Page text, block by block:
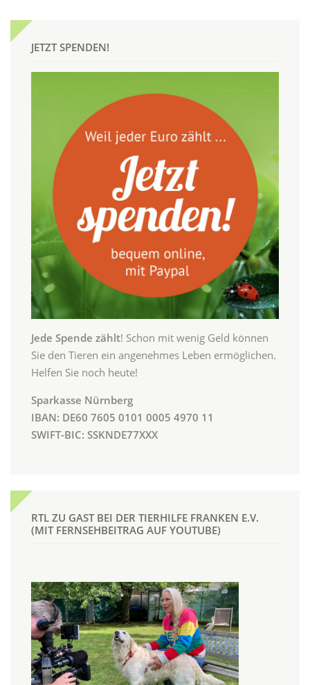
JETZT SPENDEN!
Jede Spende zählt! Schon mit wenig Geld können
Sie den Tieren ein angenehmes Leben ermöglichen.
Helfen Sie noch heute!
Sparkasse Nürnberg
IBAN: DE60 7605 0101 0005 4970 11
SWIFT-BIC: SSKNDE77XXX
RTL ZU GAST BEI DER TIERHILFE FRANKEN E.V.
(MIT FERNSEHBEITRAG AUF YOUTUBE)